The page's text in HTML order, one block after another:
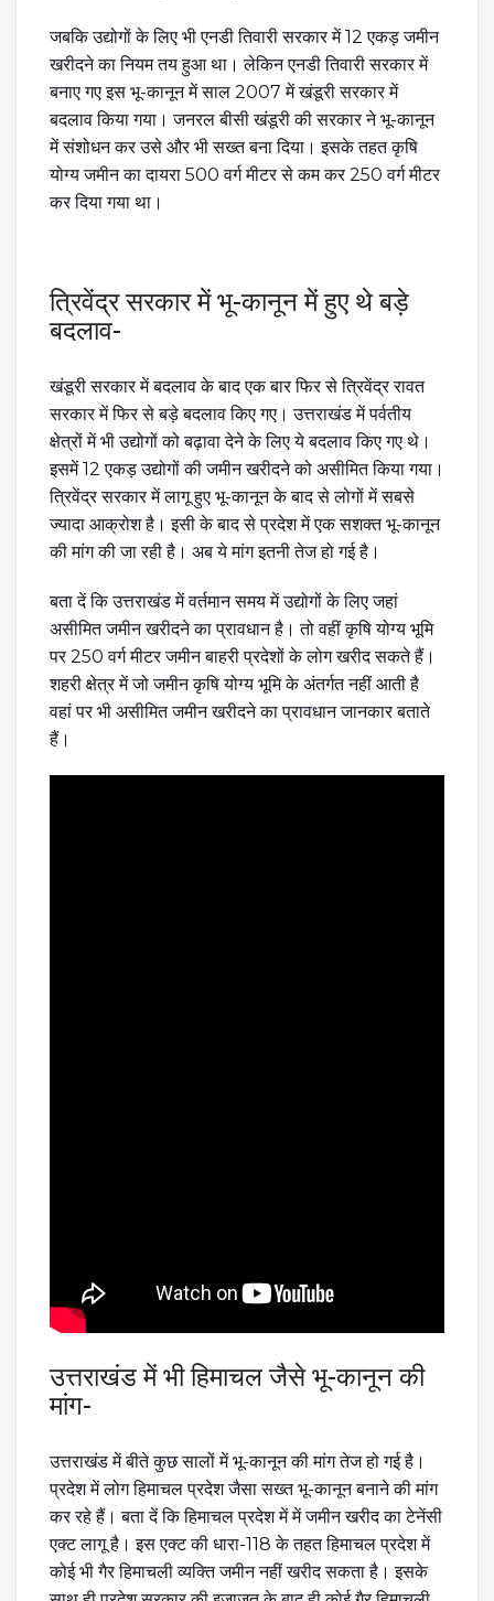
जबकि उद्योगों के लिए भी एनडी तिवारी सरकार में 12 एकड़ जमीन
खरीदने का नियम तय हुआ था। लेकिन एनडी तिवारी सरकार में
बनाए गए इस भू-कानून में साल 2007 में खंडूरी सरकार में
बदलाव किया गया। जनरल बीसी खंडूरी की सरकार ने भू-कानून
में संशोधन कर उसे और भी सख्त बना दिया। इसके तहत कृषि
योग्य जमीन का दायरा 500 वर्ग मीटर से कम कर 250 वर्ग मीटर
कर दिया गया था।
त्रिवेंद्र सरकार में भू-कानून में हुए थे बड़े
बदलाव-
खंडूरी सरकार में बदलाव के बाद एक बार फिर से त्रिवेंद्र रावत
सरकार में फिर से बड़े बदलाव किए गए। उत्तराखंड में पर्वतीय
क्षेत्रों में भी उद्योगों को बढ़ावा देने के लिए ये बदलाव किए गए थे।
इसमें 12 एकड़ उद्योगों की जमीन खरीदने को असीमित किया गया।
त्रिवेंद्र सरकार में लागू हुए भू-कानून के बाद से लोगों में सबसे
ज्यादा आक्रोश है। इसी के बाद से प्रदेश में एक सशक्त भू-कानून
की मांग की जा रही है। अब ये मांग इतनी तेज हो गई है।
बता दें कि उत्तराखंड में वर्तमान समय में उद्योगों के लिए जहां
असीमित जमीन खरीदने का प्रावधान है। तो वहीं कृषि योग्य भूमि
पर 250 वर्ग मीटर जमीन बाहरी प्रदेशों के लोग खरीद सकते हैं।
शहरी क्षेत्र में जो जमीन कृषि योग्य भूमि के अंतर्गत नहीं आती है
वहां पर भी असीमित जमीन खरीदने का प्रावधान जानकार बताते
हैं।
उत्तराखंड में भी हिमाचल जैसे भू-कानून की
मांग-
उत्तराखंड में बीते कुछ सालों में भू-कानून की मांग तेज हो गई है।
प्रदेश में लोग हिमाचल प्रदेश जैसा सख्त भू-कानून बनाने की मांग
कर रहे हैं। बता दें कि हिमाचल प्रदेश में में जमीन खरीद का टेनेंसी
एक्ट लागू है। इस एक्ट की धारा-118 के तहत हिमाचल प्रदेश में
कोई भी गैर हिमाचली व्यक्ति जमीन नहीं खरीद सकता है। इसके